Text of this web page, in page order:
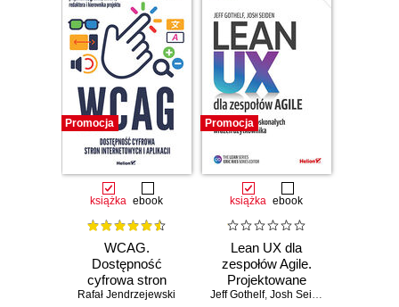
Promocja
książka ebook
WCAG.
Dostępność
cyfrowa stron
internetowych i
Rafał Jendrzejewski
Promocja
książka ebook
Lean UX dla
zespołów Agile.
Projektowane
doskonałych
Jeff Gothelf, Josh Seiden